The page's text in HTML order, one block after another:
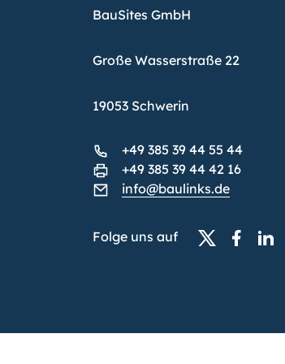
BauSites GmbH
Große Wasserstraße 22
19053 Schwerin
+49 385 39 44 55 44
+49 385 39 44 42 16
info@baulinks.de
Folge uns auf